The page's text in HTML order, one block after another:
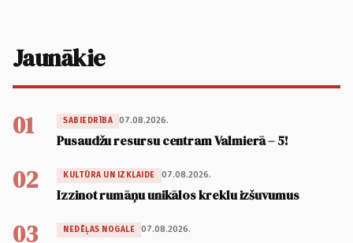
Jaunākie
01 SABIEDRĪBA 07.08.2026.
Pusaudžu resursu centram Valmierā – 5!
02 KULTŪRA UN IZKLAIDE 07.08.2026.
Izzinot rumāņu unikālos kreklu izšuvumus
03 NEDĒĻAS NOGALE 07.08.2026.